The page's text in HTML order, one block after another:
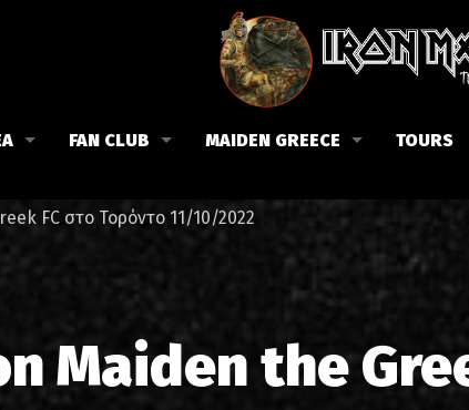
FAN CLUB
Νέα του Fan Club
MAIDEN GREECE
Εισιτήρια
Λίστα τραγουδιών στην Ελλάδα
Φωτογραφίες στην Ελλάδα
1988-
TOURS
FC στο Τορόντο 11/10/2022
Maiden the